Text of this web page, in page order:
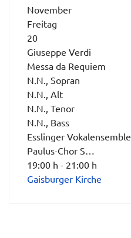
November
Freitag
20
Giuseppe Verdi
Messa da Requiem
N.N., Sopran
N.N., Alt
N.N., Tenor
N.N., Bass
Esslinger Vokalensemble
Paulus-Chor S…
19:00 h - 21:00 h
Gaisburger Kirche